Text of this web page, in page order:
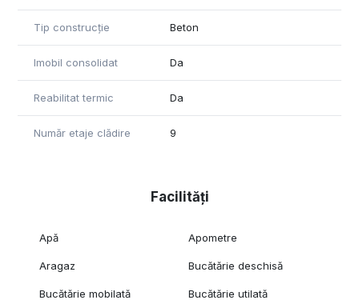
Tip construcție Beton
Imobil consolidat Da
Reabilitat termic Da
Număr etaje clădire 9
Facilități
Apă Apometre
Aragaz Bucătărie deschisă
Bucătărie mobilată Bucătărie utilată